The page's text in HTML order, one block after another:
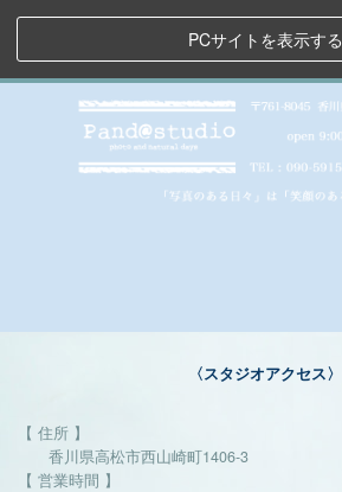
PCサイトを表示する
〈スタジオアクセス〉
【 住所 】
香川県高松市西山崎町1406-3
【 営業時間 】